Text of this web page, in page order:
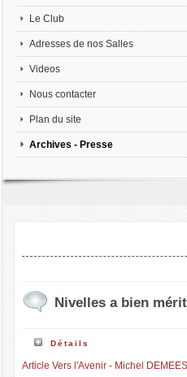
Le Club
Adresses de nos Salles
Videos
Nous contacter
Plan du site
Archives - Presse
Nivelles a bien
Détails
Article Vers l'Avenir - Michel